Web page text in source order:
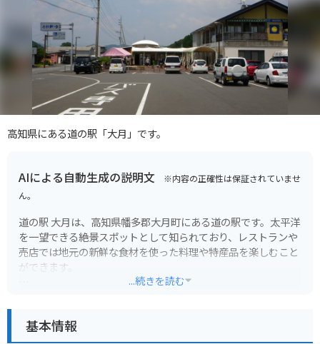
高知県にある道の駅「大月」です。
AIによる自動生成の説明文 ※内容の正確性は保証されていませ
ん。
道の駅 大月は、高知県幡多郡大月町にある道の駅です。太平洋
を一望できる絶景スポットとして知られており、レストランや
売店では地元の新鮮な食材を使った料理や特産品を楽しむこと
ができます。
で、ツーリングにも最適なエリアです。
...続きを読む
基本情報